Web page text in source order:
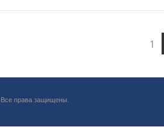
1
. Все права защищены.